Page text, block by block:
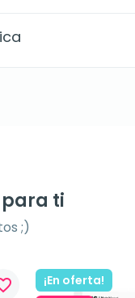
ti
;)
¡En oferta!